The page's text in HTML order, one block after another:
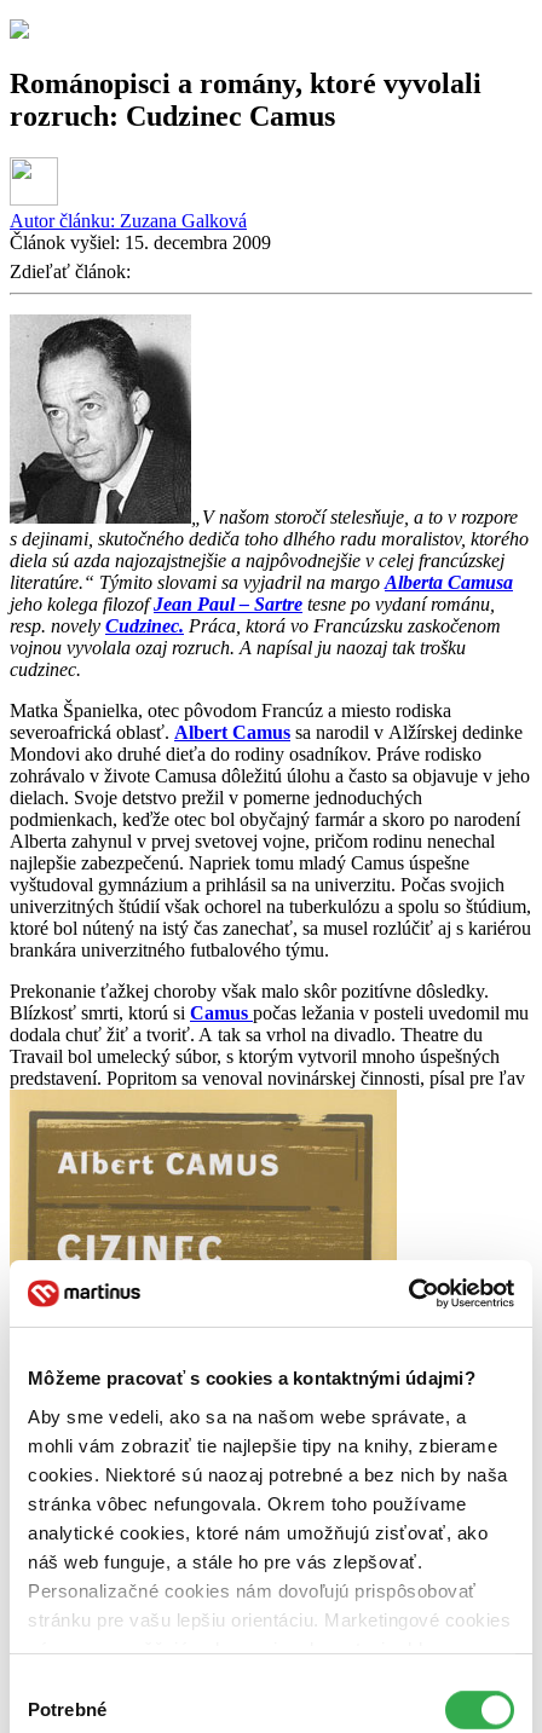
Môžeme pracovať s cookies a kontaktnými údajmi?
Aby sme vedeli, ako sa na našom webe správate, a
mohli vám zobraziť tie najlepšie tipy na knihy, zbierame
cookies. Niektoré sú naozaj potrebné a bez nich by naša
stránka vôbec nefungovala. Okrem toho používame
analytické cookies, ktoré nám umožňujú zisťovať, ako
náš web funguje, a stále ho pre vás zlepšovať.
Personalizačné cookies nám dovoľujú prispôsobovať
stránku pre vašu lepšiu orientáciu. Marketingové cookies
nám zas umožňujú zobrazenie relevantnej reklamy.
nám pomohlo, keby sme mohli používať všetky tieto
súhlasu
Potrebné
Románopisci a romány, ktoré vyvolali
rozruch: Cudzinec Camus
Autor článku: Zuzana Galková
Článok vyšiel: 15. decembra 2009
Zdieľať článok:
„V našom storočí stelesňuje, a to v rozpore
s dejinami, skutočného dediča toho dlhého radu moralistov, ktorého
diela sú azda najozajstnejšie a najpôvodnejšie v celej francúzskej
literatúre.“ Týmito slovami sa vyjadril na margo Alberta Camusa
jeho kolega filozofJean Paul – Sartre tesne po vydaní románu,
resp. novely Cudzinec. Práca, ktorá vo Francúzsku zaskočenom
vojnou vyvolala ozaj rozruch. A napísal ju naozaj tak trošku
cudzinec.
Matka Španielka, otec pôvodom Francúz a miesto rodiska
severoafrická oblasť. Albert Camus sa narodil v Alžírskej dedinke
Mondovi ako druhé dieťa do rodiny osadníkov. Práve rodisko
zohrávalo v živote Camusa dôležitú úlohu a často sa objavuje v jeho
dielach. Svoje detstvo prežil v pomerne jednoduchých
podmienkach, keďže otec bol obyčajný farmár a skoro po narodení
Alberta zahynul v prvej svetovej vojne, pričom rodinu nenechal
najlepšie zabezpečenú. Napriek tomu mladý Camus úspešne
vyštudoval gymnázium a prihlásil sa na univerzitu. Počas svojich
univerzitných štúdií však ochorel na tuberkulózu a spolu so štúdium,
ktoré bol nútený na istý čas zanechať, sa musel rozlúčiť aj s kariérou
brankára univerzitného futbalového týmu.
Prekonanie ťažkej choroby však malo skôr pozitívne dôsledky.
Blízkosť smrti, ktorú si Camus počas ležania v posteli uvedomil mu
dodala chuť žiť a tvoriť. A tak sa vrhol na divadlo. Theatre du
Travail bol umelecký súbor, s ktorým vytvoril mnoho úspešných
predstavení. Popritom sa venoval novinárskej činnosti, písal pre ľav
icové noviny
Alger Républicain. Okrem recenzií a kultúrnych príloh písal aj